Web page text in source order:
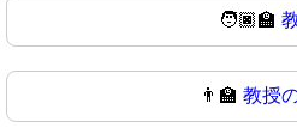
🧑🏿‍🏫
👨‍🏫 教授